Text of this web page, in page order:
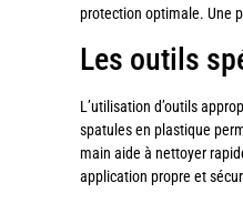
protection optimale. Une
Les outils
L’utilisation d’outils
spatules en plastique
main aide à nettoyer
application propre et